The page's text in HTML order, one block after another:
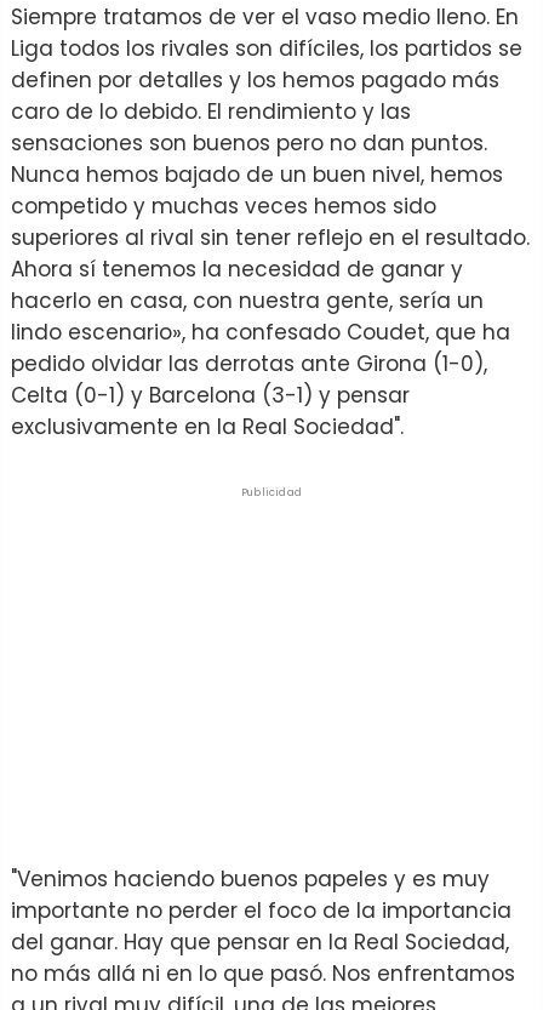
Siempre tratamos de ver el vaso medio lleno. En
Liga todos los rivales son difíciles, los partidos se
definen por detalles y los hemos pagado más
caro de lo debido. El rendimiento y las
sensaciones son buenos pero no dan puntos.
Nunca hemos bajado de un buen nivel, hemos
competido y muchas veces hemos sido
superiores al rival sin tener reflejo en el resultado.
Ahora sí tenemos la necesidad de ganar y
hacerlo en casa, con nuestra gente, sería un
lindo escenario», ha confesado Coudet, que ha
pedido olvidar las derrotas ante Girona (1-0),
Celta (0-1) y Barcelona (3-1) y pensar
exclusivamente en la Real Sociedad".
Publicidad
"Venimos haciendo buenos papeles y es muy
importante no perder el foco de la importancia
del ganar. Hay que pensar en la Real Sociedad,
no más allá ni en lo que pasó. Nos enfrentamos